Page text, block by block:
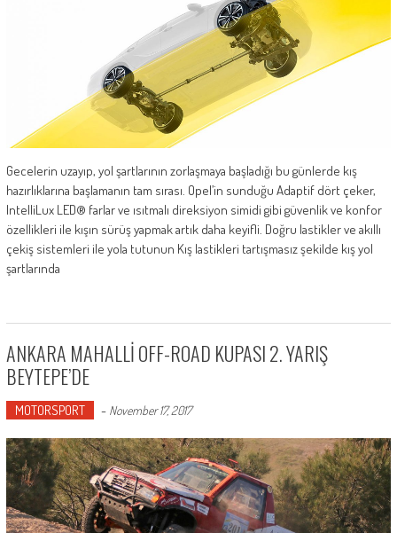
Gecelerin uzayıp, yol şartlarının zorlaşmaya başladığı bu günlerde kış
hazırlıklarına başlamanın tam sırası. Opel’in sunduğu Adaptif dört çeker,
IntelliLux LED® farlar ve ısıtmalı direksiyon simidi gibi güvenlik ve konfor
özellikleri ile kışın sürüş yapmak artık daha keyifli. Doğru lastikler ve akıllı
çekiş sistemleri ile yola tutunun Kış lastikleri tartışmasız şekilde kış yol
şartlarında
ANKARA MAHALLİ OFF-ROAD KUPASI 2. YARIŞ
BEYTEPE’DE
MOTORSPORT - November 17, 2017